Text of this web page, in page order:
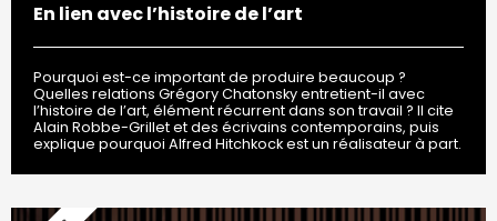
En lien avec l’histoire de l’art
Pourquoi est-ce important de produire beaucoup ?
Quelles relations Grégory Chatonsky entretient-il avec
l’histoire de l’art, élément récurrent dans son travail ? Il cite
Alain Robbe-Grillet et des écrivains contemporains, puis
explique pourquoi Alfred Hitchkock est un réalisateur à part.